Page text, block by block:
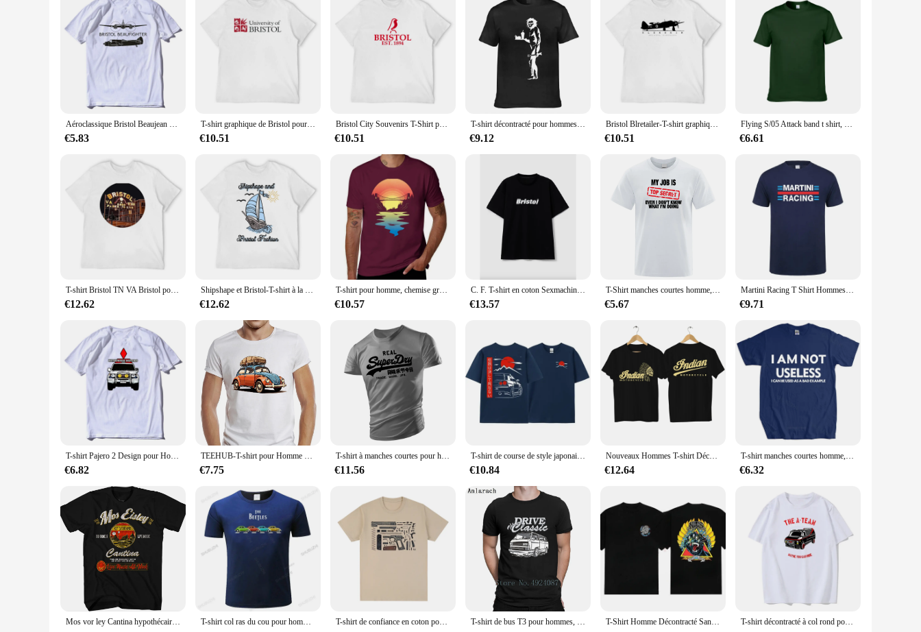
your store or for personal use, our Bristol T-shirts are the perfect blend of quality and convenience, ready to meet the demands of both retailers and consumers.
Aéroclassique Bristol Beaujean Silhouette Été Coton à manches courtes O-cou Hommes Nouvelle S-3XL
€5.83
T-shirt graphique de Bristol pour hommes, t-shirts graphiques surdimensionnés, t-shirts graphiques en coton, manches courtes, séchage rapide
€10.51
Bristol City Souvenirs T-Shirt pour homme, séchage rapide, haut d'été, t-shirts blancs
€10.51
T-shirt décontracté pour hommes et femmes, Banksy caveman fastfoodh343, graffiti urbain Bristol, cool, médicaments
€9.12
Bristol Blretailer-T-shirt graphique pour homme
€10.51
Flying S/05 Attack band t shirt, Bristol space rock krautrock psych shoegaze
€6.61
T-shirt Bristol TN VA Bristol pour hommes, sweat-shirts MT bon marché
€12.62
Shipshape et Bristol-T-shirt à la mode pour hommes, vêtements d'été heavyfriendly, grande taille
€12.62
T-shirt pour homme, chemise graphique et scopique, vêtements kawaii
€10.57
C. F. T-shirt en coton Sexmachine pour hommes, Real Bristol, site officiel Fugees, marque de luxe, chemise de sport pour hommes, vêtements pour hommes, t-shirt Y-machine
€13.57
T-Shirt manches courtes homme, estival et décontracté, en coton, humoristique mon travail est TOP SECRET
€5.67
Martini Racing T Shirt Hommes Coton D'été À Manches Courtes Tshirt Homme Y-Tee XS-5XL
€9.71
T-shirt Pajero 2 Design pour Homme, Vêtement de Grande Taille, Couleur Unie, Graphique, Nouvelle Collection
€6.82
TEEHUB-T-shirt pour Homme Vintage, avec Imprimé de Voiture Classique, Coccinelle, Décontracté, Rétro, GT
€7.75
T-shirt à manches courtes pour hommes, T-shirt confortable décontracté, médicaments à séchage rapide, mode masculine, col rond, coton imprimé Super Dry, 2024
€11.56
T-shirt de course de style japonais pour hommes, 100% coton, culture JDM, GTR R34, dos imprimé, vêtements de rue, design original, respirant, Y-Tee
€10.84
Nouveaux Hommes T-shirt Décontracté royauté Moto T-shirt Graphique Respzed Hurbike Biker 73Inboulon Chopper Vintage Streetwear S-4XL
€12.64
T-shirt manches courtes homme, marque masculine, cadeau, médicaments, je ne suis pas inutile, je suis un mauvais exemple, T-Coalition
€6.32
Mos vor ley Cantina hypothécaire ooine T-shirt graphique pour homme, haute qualité, col rond, manches courtes, 100% coton, Y-50995 T-shirt col ras du cou pour homme, estival et de haute qualité, classique, Vintage, voiture Buggy, les coccinelles, amoureux des vieux insectes, unisexe, à la mode T-shirt de confiance en coton pour hommes et femmes, nouveau t-shirt de volatilité, médicaments anatomiques, odorcool, arme de poing T-shirt de bus T3 pour hommes, style funky, célèbre busfah-B, mode hip hop, créer un meilleur t-shirt, haut d'été T-Shirt Homme Décontracté Santas Rosselesp Evo 2 T-Shirt Respzed Sports Y-Manches Courtes Cruz 2024 Coton Streetwear S-3XL Tee 100% T-shirt décontracté à col rond pour hommes, vêtements College en pur coton, Hanniba des années 80, Mix and Match TV, A Team Elin, taille européenne